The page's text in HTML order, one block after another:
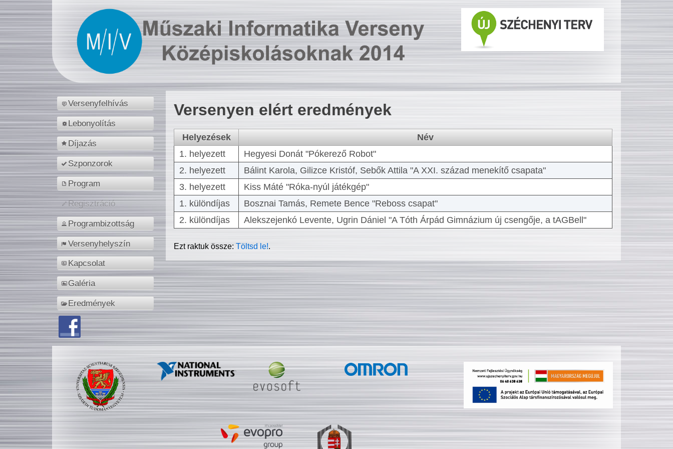
Versenyfelhívás
Lebonyolítás
Díjazás
Szponzorok
Program
Regisztráció
Programbizottság
Versenyhelyszín
Kapcsolat
Galéria
Eredmények
Versenyen elért eredmények
Helyezések
Név
1. helyezett
Hegyesi Donát "Pókerező Robot"
2. helyezett
Bálint Karola, Gilizce Kristóf, Sebők Attila "A XXI. század menekítő csapata"
3. helyezett
Kiss Máté "Róka-nyúl játékgép"
1. különdíjas
Bosznai Tamás, Remete Bence "Reboss csapat"
2. különdíjas
Alekszejenkó Levente, Ugrin Dániel "A Tóth Árpád Gimnázium új csengője, a tAGBell"
Ezt raktuk össze:Töltsd le!.